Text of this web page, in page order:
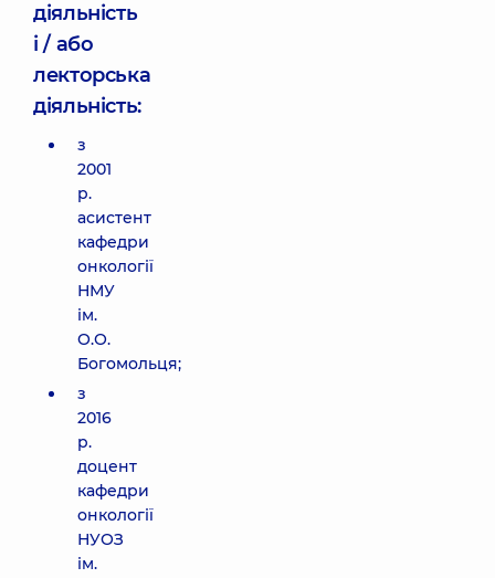
діяльність
і / або
лекторська
діяльність:
з
2001
р.
асистент
кафедри
онкології
НМУ
ім.
О.О.
Богомольця;
з
2016
р.
доцент
кафедри
онкології
НУОЗ
ім.